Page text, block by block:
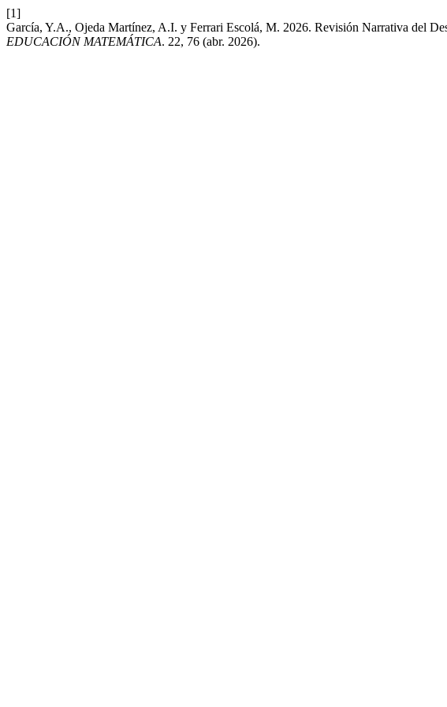
[1]
García, Y.A., Ojeda Martínez, A.I. y Ferrari Escolá, M. 2026. Revisión Narrativa del
EDUCACIÓN MATEMÁTICA. 22, 76 (abr. 2026).